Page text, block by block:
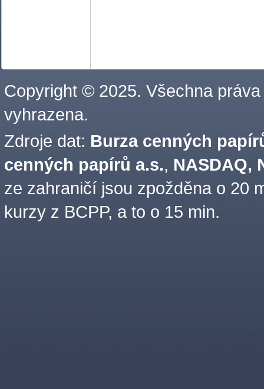
Copyright © 2025. Všechna práva
vyhrazena.
Zdroje dat: Burza cenných
cenných papírů a.s., NASDAQ,
ze zahraničí jsou zpožděna o 20
kurzy z BCPP, a to o 15 min.